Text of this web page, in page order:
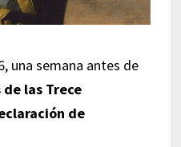
una semana antes de
las Trece
de